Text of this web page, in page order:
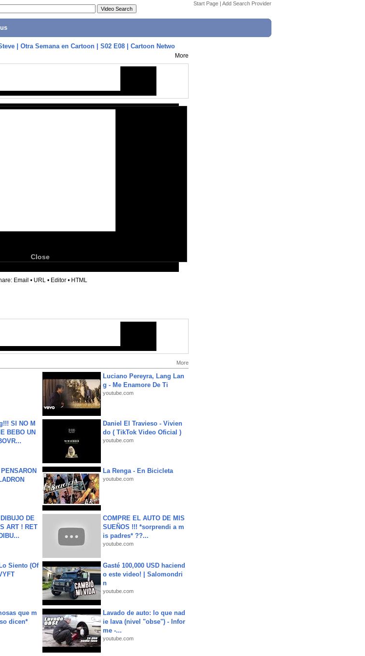
Start Page | Add Search Provider
| Otra Semana en Cartoon | S02 E08 | Cartoon Netwo
More
Close
Email • URL • Editor • HTML
More
Luciano Pereyra, Lang Lan
g - Me Enamore De Ti
youtube.com
SI NO M
BEBO UN
Daniel El Travieso - Vivien
do ( TikTok Video Oficial )
youtube.com
La Renga - En Bicicleta
youtube.com
DE
ART ! RET
COMPRE EL AUTO DE MIS
SUEÑOS !!! *sorprendi a m
is padres* ??...
youtube.com
Siento (Of
Gasté 100,000 USD haciend
o este video! | Salomondri
n
youtube.com
que m
dicen*
Lavado de auto: lo que nad
ie lava (nivel "obse") - Infor
me -...
youtube.com